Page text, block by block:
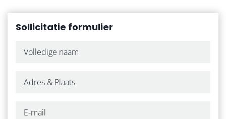
WERKGEVERS
Sollicitatie formulier